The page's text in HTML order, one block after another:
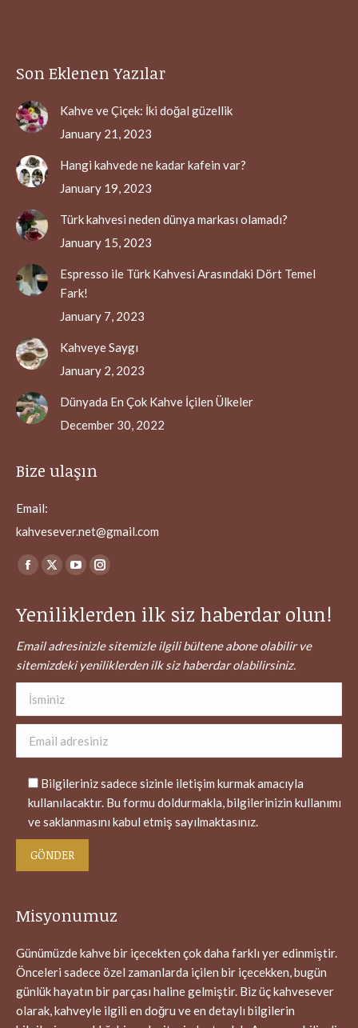
Son Eklenen Yazılar
Kahve ve Çiçek: İki doğal güzellik
January 21, 2023
Hangi kahvede ne kadar kafein var?
January 19, 2023
Türk kahvesi neden dünya markası olamadı?
January 15, 2023
Espresso ile Türk Kahvesi Arasındaki Dört Temel
Fark!
January 7, 2023
Kahveye Saygı
January 2, 2023
Dünyada En Çok Kahve İçilen Ülkeler
December 30, 2022
Bize ulaşın
Email:
kahvesever.net@gmail.com
Find us on:
Facebook
opens
X
opens
YouTube
opens
Instagram
opens
Yeniliklerden ilk siz haberdar olun!
Email adresinizle sitemizle ilgili bültene abone olabilir ve
sitemizdeki yeniliklerden ilk siz haberdar olabilirsiniz.
Bilgileriniz sadece sizinle iletişim kurmak amacıyla
kullanılacaktır. Bu formu doldurmakla, bilgilerinizin kullanımı
ve saklanmasını kabul etmiş sayılmaktasınız.
Misyonumuz
Günümüzde kahve bir içecekten çok daha farklı yer edinmiştir.
Önceleri sadece özel zamanlarda içilen bir içecekken, bugün
günlük hayatın bir parçası haline gelmiştir. Biz üç kahvesever
olarak, kahveyle ilgili en doğru ve en detaylı bilgilerin